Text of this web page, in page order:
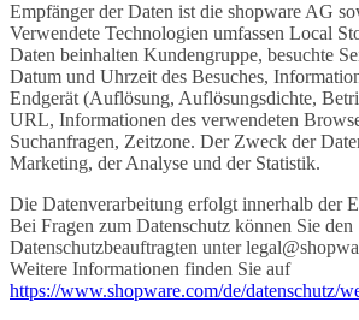
Empfänger der Daten ist die shopware AG
Verwendete Technologien umfassen Local
Daten beinhalten Kundengruppe, besuchte
Datum und Uhrzeit des Besuches,
Endgerät (Auflösung, Auflösungsdichte,
URL, Informationen des verwendeten
Suchanfragen, Zeitzone. Der Zweck der
Marketing, der Analyse und der Statistik.
Die Datenverarbeitung erfolgt innerhalb der
Bei Fragen zum Datenschutz können Sie den
Datenschutzbeauftragten unter
Weitere Informationen finden Sie auf
https://www.shopware.com/de/datenschutz/